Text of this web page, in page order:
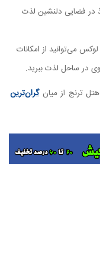
در فضایی دلنشین لذت
می‌توانید از امکانات
در ساحل لذت ببرید.
ترنج از میانگران‌ترین